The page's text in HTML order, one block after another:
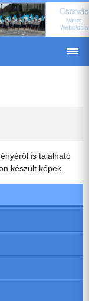
is található
készült képek.